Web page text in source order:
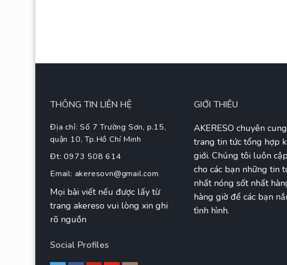
THÔNG TIN LIÊN HỆ
Địa chỉ: Số 7 Trường Sơn, p.15,
quận 10, Tp.Hồ Chí Minh
Đt: 0973 508 614
Email: akeresovn@gmail.com
Mọi bài viết nếu được lấy từ
trang akereso vui lòng xin ghi
rõ nguồn
Social Profiles
GIỚI THIÊU
AKERESO chuyên
trang tin tức tổng hợp
giới. Chúng tôi luôn
cho các bạn những tin
nhất nóng sốt nhất
hàng giờ để các bạn
tình hình.